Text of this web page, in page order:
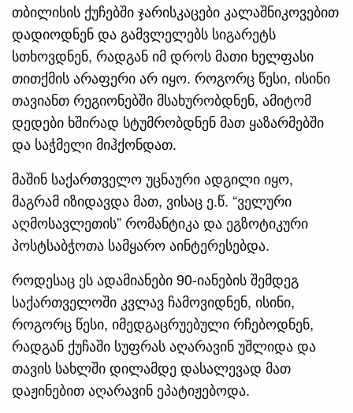
თბილისის ქუჩებში ჯარისკაცები კალაშნიკოვებით
დადიოდნენ და გამვლელებს სიგარეტს
სთხოვდნენ, რადგან იმ დროს მათი ხელფასი
თითქმის არაფერი არ იყო. როგორც წესი, ისინი
თავიანთ რეგიონებში მსახურობდნენ, ამიტომ
დედები ხშირად სტუმრობდნენ მათ ყაზარმებში
და საჭმელი მიჰქონდათ.
მაშინ საქართველო უცნაური ადგილი იყო,
მაგრამ იზიდავდა მათ, ვისაც ე.წ. “ველური
აღმოსავლეთის” რომანტიკა და ეგზოტიკური
პოსტსაბჭოთა სამყარო აინტერესებდა.
როდესაც ეს ადამიანები 90-იანების შემდეგ
საქართველოში კვლავ ჩამოვიდნენ, ისინი,
როგორც წესი, იმედგაცრუებული რჩებოდნენ,
რადგან ქუჩაში სუფრას აღარავინ უშლიდა და
თავის სახლში დილამდე დასალევად მათ
დაჟინებით აღარავინ ეპატიჟებოდა.